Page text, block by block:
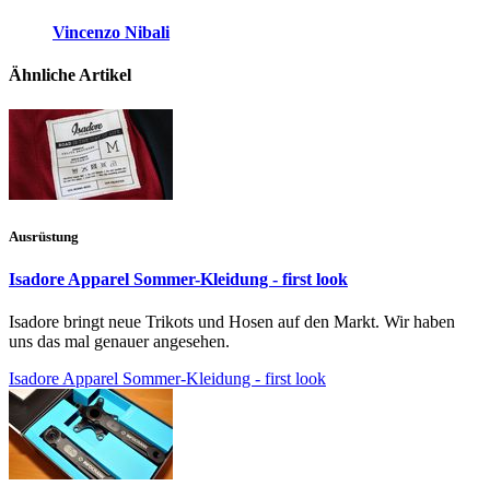
Vincenzo Nibali
Ähnliche Artikel
Ausrüstung
Isadore Apparel Sommer-Kleidung - first look
Isadore bringt neue Trikots und Hosen auf den Markt. Wir haben
uns das mal genauer angesehen.
Isadore Apparel Sommer-Kleidung - first look